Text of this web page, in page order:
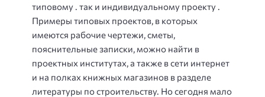
типовому . так и индивидуальному проекту .
Примеры типовых проектов, в которых
имеются рабочие чертежи, сметы,
пояснительные записки, можно найти в
проектных институтах, а также в сети интернет
и на полках книжных магазинов в разделе
литературы по строительству. Но сегодня мало